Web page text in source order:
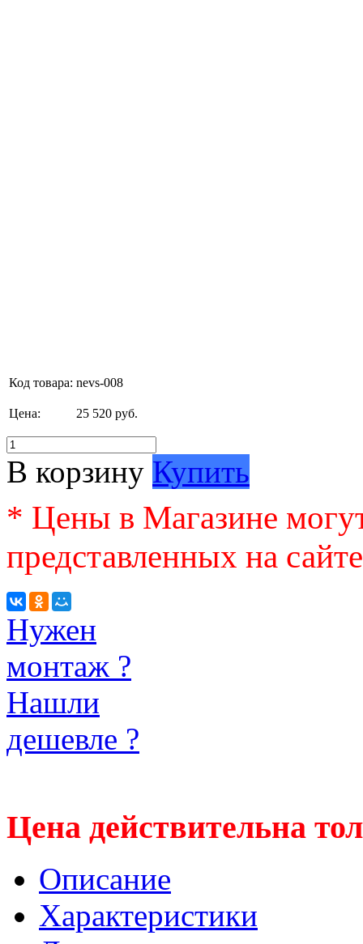
Код товара: nevs-008
Цена: 25 520 руб.
В корзину Купить
* Цены в Магазине
представленных на сайте
Нужен
монтаж ?
Нашли
дешевле ?
Цена действительна
Описание
Характеристики